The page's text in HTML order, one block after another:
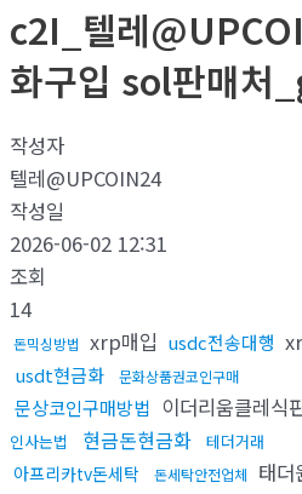
c2I_텔레
화구입 sol판매처
작성자
텔레@UPCOIN24
작성일
2026-06-02 12:31
조회
14
돈믹싱방법 xrp매입 usdc전송대행
usdt현금화 문화상품권코인구매
문상코인구매방법 이더리움클레식
인사는법
현금돈현금화 테더거래
아프리카tv돈세탁 돈세탁안전업체 태더